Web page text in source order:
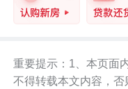
重要提示：1、本页面
不得转载本文内容，